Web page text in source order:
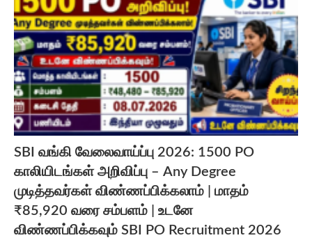
SBI வங்கி வேலைவாய்ப்பு 2026: 1500 PO
காலியிடங்கள் அறிவிப்பு – Any Degree
முடித்தவர்கள் விண்ணப்பிக்கலாம் | மாதம்
₹85,920 வரை சம்பளம் | உடனே
விண்ணப்பிக்கவும் SBI PO Recruitment 2026